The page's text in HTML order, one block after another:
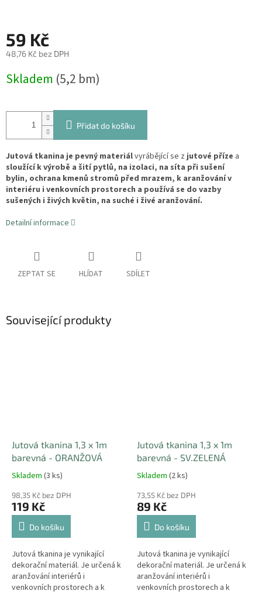
59 Kč
48,76 Kč bez DPH
cena:
Skladem (5,2 bm)
Přidat do košíku
Jutová tkanina je pevný materiálvyrábějící se zjutové příze a
sloužící k výrobě a šití pytlů, na izolaci, na síta při sušení
bylin, ochrana kmenů stromů před mrazem, k aranžování v
interiéru i venkovních prostorech a používá se do vazby
sušených i živých květin, na suché i živé aranžování.
Detailní informace
ZEPTAT SE HLÍDAT SDÍLET
Související produkty
Jutová tkanina 1,3 x 1m
barevná - ORANŽOVÁ
Skladem (3 ks)
98,35 Kč bez DPH
119 Kč
Do košíku
Jutová tkanina je vynikající
dekorační materiál. Je určená k
aranžování interiérů i
venkovních prostorech a k
Jutová tkanina 1,3 x 1m
barevná - SV.ZELENÁ
Skladem (2 ks)
73,55 Kč bez DPH
89 Kč
Do košíku
Jutová tkanina je vynikající
dekorační materiál. Je určená k
aranžování interiérů i
venkovních prostorech a k